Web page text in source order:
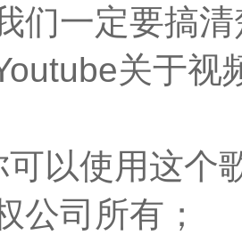
们一定要搞
关于视
可以使用这个
公司所有；